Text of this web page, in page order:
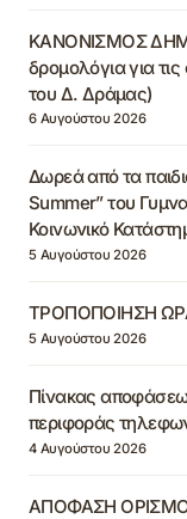
ΚΑΝΟΝΙΣΜΟΣ
δρομολόγια για
του Δ. Δράμας)
6 Αυγούστου 2026
Δωρεά από τα
Summer” του
Κοινωνικό
5 Αυγούστου 2026
ΤΡΟΠΟΠΟΙΗΣΗ
5 Αυγούστου 2026
Πίνακας
περιφοράς
4 Αυγούστου 2026
ΑΠΟΦΑΣΗ